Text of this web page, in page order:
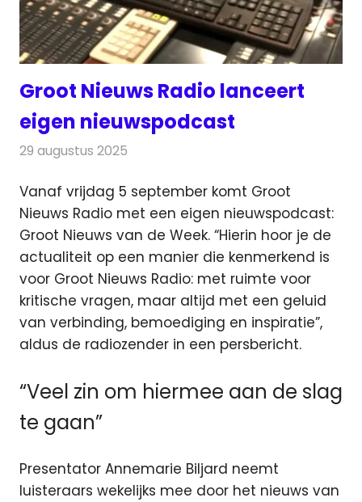
Groot Nieuws Radio lanceert
eigen nieuwspodcast
29 augustus 2025
Vanaf vrijdag 5 september komt Groot
Nieuws Radio met een eigen nieuwspodcast:
Groot Nieuws van de Week. “Hierin hoor je de
actualiteit op een manier die kenmerkend is
voor Groot Nieuws Radio: met ruimte voor
kritische vragen, maar altijd met een geluid
van verbinding, bemoediging en inspiratie”,
aldus de radiozender in een persbericht.
“Veel zin om hiermee aan de slag
te gaan”
Presentator Annemarie Biljard neemt
luisteraars wekelijks mee door het nieuws van